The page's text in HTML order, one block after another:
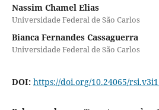
Nassim Chamel Elias
Universidade Federal de São Carlos
Bianca Fernandes Cassaguerra
Universidade Federal de São Carlos
DOI: https://doi.org/10.24065/